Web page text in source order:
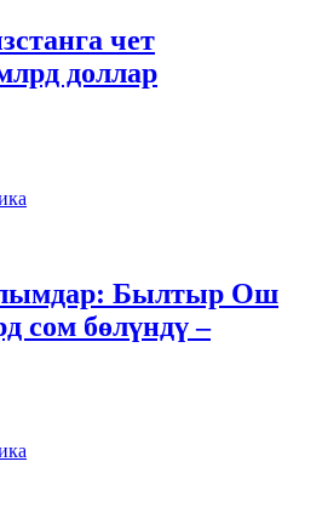
чет
доллар
Былтыр Ош
сом бөлүндү –